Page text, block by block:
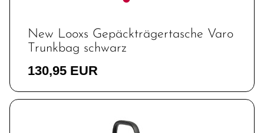
New Looxs Gepäckträgertasche Varo
Trunkbag schwarz
130,95 EUR